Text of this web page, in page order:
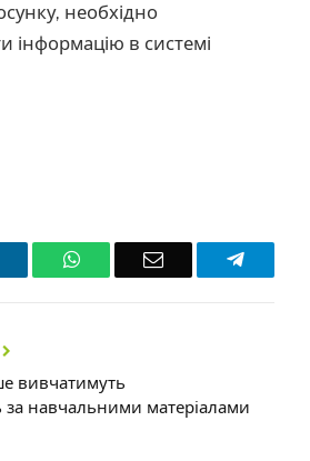
необхідно
інформацію в системі
WhatsAppEmail Telegram
вивчатимуть
за навчальними матеріалами